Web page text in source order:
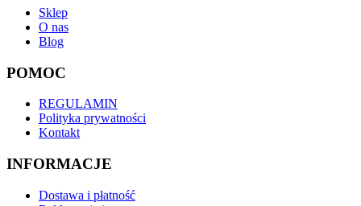
Sklep
O nas
Blog
POMOC
REGULAMIN
Polityka prywatności
Kontakt
INFORMACJE
Dostawa i płatność